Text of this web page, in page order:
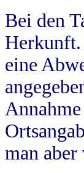
Bei den
Herkunft.
eine
man